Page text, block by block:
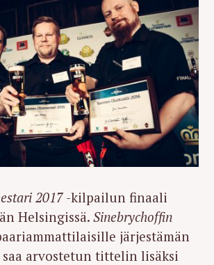
2017-kilpailun finaali
Helsingissä.Sinebrychoffin
järjestämän
arvostetun tittelin lisäksi